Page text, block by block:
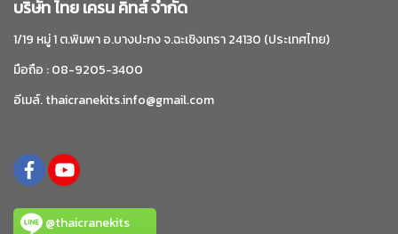
บริษัท ไทย เครน คิทส์ จำกัด
1/19 หมู่ 1 ต.พิมพา อ.บางปะกง จ.ฉะเชิงเทรา 24130 (ประเทศไทย)
มือถือ : 08-9205-3400
อีเมล์. thaicranekits.info@gmail.com
@thaicranekits